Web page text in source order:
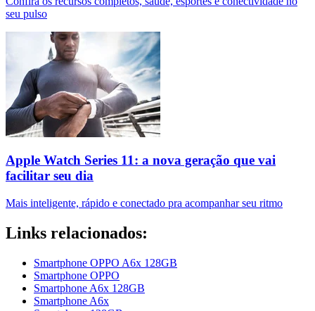
seu pulso
Apple Watch Series 11: a nova geração que vai
facilitar seu dia
Mais inteligente, rápido e conectado pra acompanhar seu ritmo
Links relacionados:
Smartphone OPPO A6x 128GB
Smartphone OPPO
Smartphone A6x 128GB
Smartphone A6x